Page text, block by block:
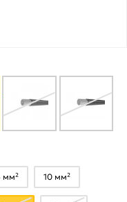
мм² 10 мм²